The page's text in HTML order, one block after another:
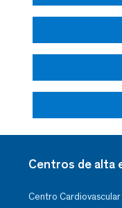
Centros de alta
Centro Cardiovascular